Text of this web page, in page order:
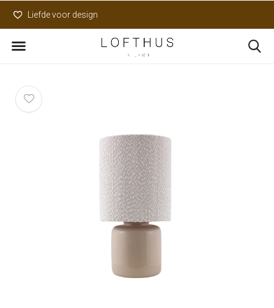
Liefde voor design